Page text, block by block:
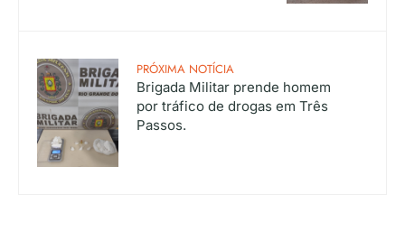
PRÓXIMA NOTÍCIA
Brigada Militar prende homem
por tráfico de drogas em Três
Passos.